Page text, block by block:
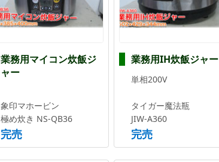
業務用マイコン炊飯ジ
ャー
象印マホービン
極め炊き NS-QB36
完売
業務用IH炊飯ジャー
単相200V
タイガー魔法瓶
JIW-A360
完売